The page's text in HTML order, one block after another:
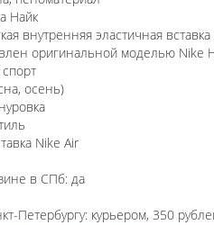
Найк
внутренняя эластичная
оригинальной моделью Nike
осень)
Nike Air
в СПб: да
Петербургу: курьером, 350